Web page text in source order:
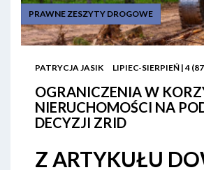
PRAWNE ZESZYTY DROGOWE
PATRYCJA JASIK LIPIEC-SIERPIEŃ | 4
OGRANICZENIA W
NIERUCHOMOŚCI NA
DECYZJI ZRID
Z ARTYKUŁU